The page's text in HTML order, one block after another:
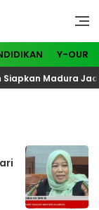
Y-OUR
Madura Jadi